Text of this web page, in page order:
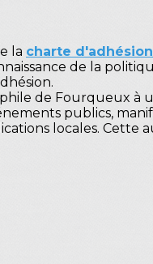
la charte d'adhésion
de la
de Fourqueux à
publics,
locales.